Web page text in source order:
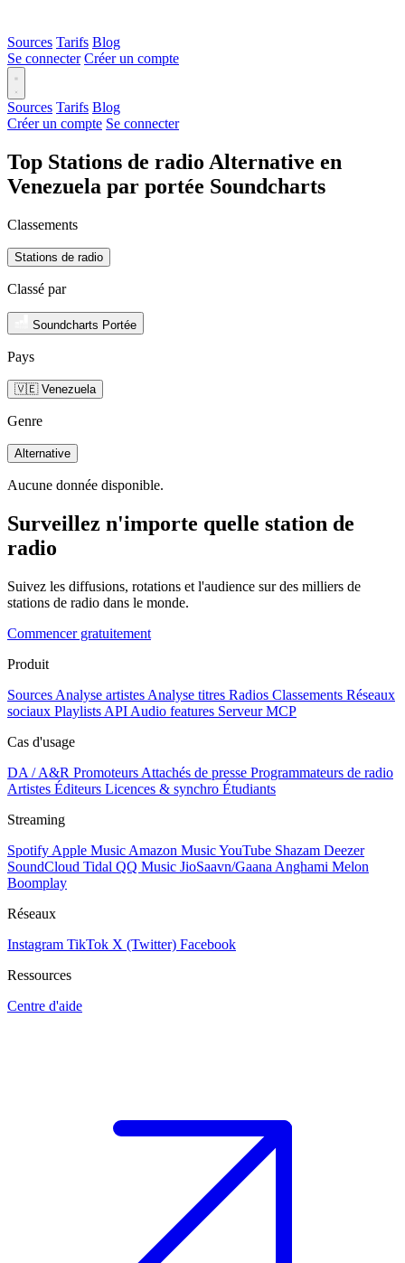
Sources Tarifs Blog
Se connecter Créer un compte
Sources Tarifs Blog
Créer un compte Se connecter
Top Stations de radio Alternative en
Venezuela par portée Soundcharts
Classements
Stations de radio
Classé par
Soundcharts Portée
Pays
🇻🇪 Venezuela
Genre
Alternative
Aucune donnée disponible.
Surveillez n'importe quelle station de
radio
Suivez les diffusions, rotations et l'audience sur des milliers de
stations de radio dans le monde.
Commencer gratuitement
Produit
Sources Analyse artistes Analyse titres Radios Classements Réseaux
sociaux Playlists API Audio features Serveur MCP
Cas d'usage
DA / A&R Promoteurs Attachés de presse Programmateurs de radio
Artistes Éditeurs Licences & synchro Étudiants
Streaming
Spotify Apple Music Amazon MusicYouTube Shazam Deezer
SoundCloud Tidal QQ Music JioSaavn/Gaana Anghami Melon
Boomplay
Réseaux
Instagram TikTok X (Twitter) Facebook
Ressources
Centre d'aide